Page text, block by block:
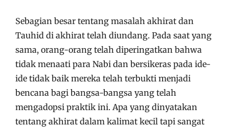
Sebagian besar tentang masalah akhirat dan
Tauhid di akhirat telah diundang. Pada saat yang
sama, orang-orang telah diperingatkan bahwa
tidak menaati para Nabi dan bersikeras pada ide-
ide tidak baik mereka telah terbukti menjadi
bencana bagi bangsa-bangsa yang telah
mengadopsi praktik ini. Apa yang dinyatakan
tentang akhirat dalam kalimat kecil tapi sangat